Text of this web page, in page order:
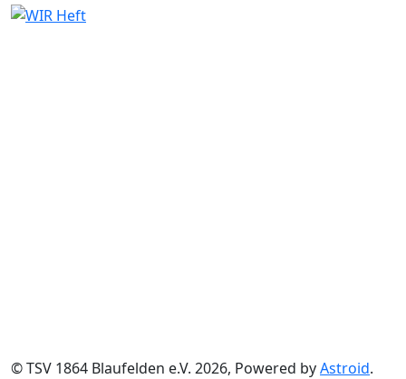
© TSV 1864 Blaufelden e.V. 2026, Powered byAstroid.